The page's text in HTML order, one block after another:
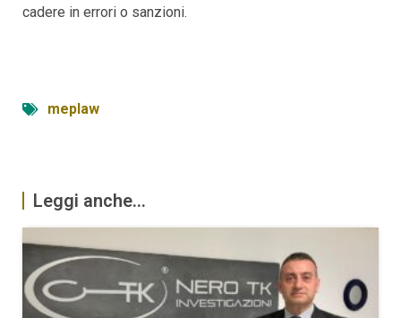
cadere in errori o sanzioni.
meplaw
Leggi anche...